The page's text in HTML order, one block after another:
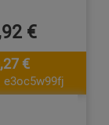
€
€
e3oc5w99fj